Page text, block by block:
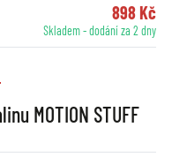
898 Kč
Skladem - dodání za 2 dny
MOTION STUFF